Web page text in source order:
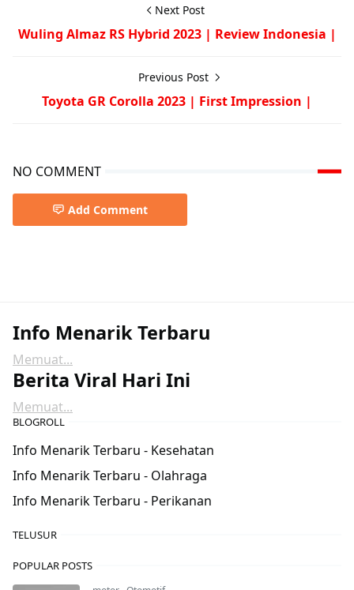
Next Post
Wuling Almaz RS Hybrid 2023 | Review Indonesia |
Previous Post
Toyota GR Corolla 2023 | First Impression |
NO COMMENT
Add Comment
Info Menarik Terbaru
Memuat...
Berita Viral Hari Ini
Memuat...
BLOGROLL
Info Menarik Terbaru - Kesehatan
Info Menarik Terbaru - Olahraga
Info Menarik Terbaru - Perikanan
TELUSUR
POPULAR POSTS